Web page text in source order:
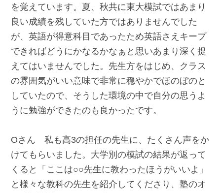
を覚えています。夏、秋共に東大模試ではあまり
良い成績を残していた方ではありませんでした
が、英語が得意科目であったため英語さえキープ
できればどうにかなるかなぁと思いあまり深く捉
えてはいませんでした。先生方をはじめ、クラス
の雰囲気がいい意味で非常に穏やかでほのぼのと
していたので、そうした環境の中で自分の思うよ
うに勉強ができたのも良かったです。
Oさん 私も高3の担任の先生に、たくさん声をか
けてもらいました。大学別の模試の結果が返って
くると「ここは○○先生に教わったほうがいいよ」
と様々な教科の先生を紹介してくださり、塾のオ